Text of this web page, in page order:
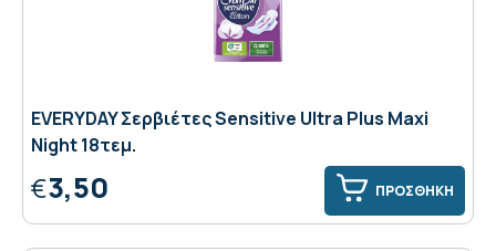
EVERYDAY Σερβιέτες Sensitive Ultra Plus Maxi
Night 18τεμ.
€3,50 ΠΡΟΣΘΗΚΗ